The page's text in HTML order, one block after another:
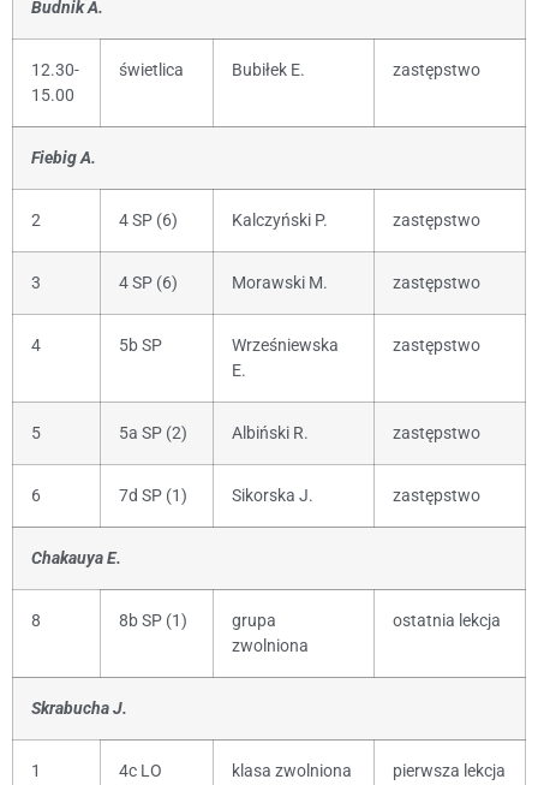
Budnik A.
12.30-
15.00
świetlica Bubiłek E. zastępstwo
Fiebig A.
2 4 SP (6) Kalczyński P. zastępstwo
3 4 SP (6) Morawski M. zastępstwo
4 5b SP
Wrześniewska
E.
zastępstwo
5 5a SP (2) Albiński R. zastępstwo
6 7d SP (1) Sikorska J. zastępstwo
Chakauya E.
8 8b SP (1)
grupa
zwolniona
ostatnia lekcja
Skrabucha J.
1 4c LO klasa zwolniona pierwsza lekcja